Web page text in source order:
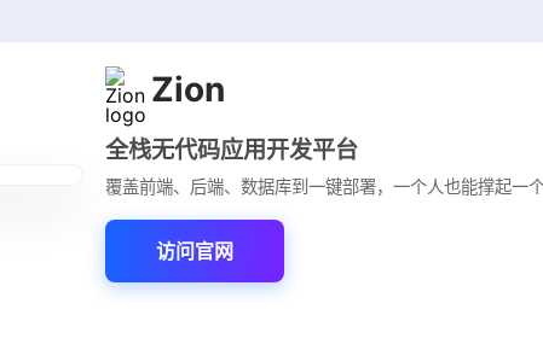
Zion
全栈无代码应用开发平台
覆盖前端、后端、数据库到一键部署，一个人也能撑起一
访问官网